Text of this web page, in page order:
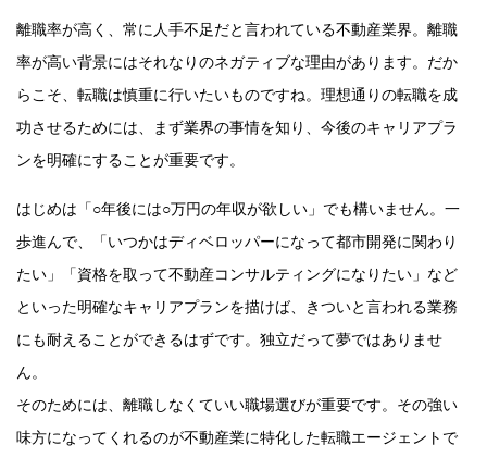
離職率が高く、常に人手不足だと言われている不動産業界。離職
率が高い背景にはそれなりのネガティブな理由があります。だか
らこそ、転職は慎重に行いたいものですね。理想通りの転職を成
功させるためには、まず業界の事情を知り、今後のキャリアプラ
ンを明確にすることが重要です。
はじめは「○年後には○万円の年収が欲しい」でも構いません。一
歩進んで、「いつかはディベロッパーになって都市開発に関わり
たい」「資格を取って不動産コンサルティングになりたい」など
といった明確なキャリアプランを描けば、きついと言われる業務
にも耐えることができるはずです。独立だって夢ではありませ
ん。
そのためには、離職しなくていい職場選びが重要です。その強い
味方になってくれるのが不動産業に特化した転職エージェントで